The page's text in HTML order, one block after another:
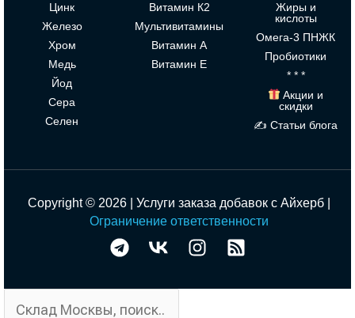
Цинк
Железо
Хром
Медь
Йод
Сера
Селен
Витамин К2
Мультивитамины
Витамин А
Витамин Е
Жиры и
кислоты
Омега-3 ПНЖК
Пробиотики
* * *
Акции и
скидки
✍ Статьи блога
Copyright © 2026 | Услуги заказа добавок с Айхерб |
Ограничение ответственности